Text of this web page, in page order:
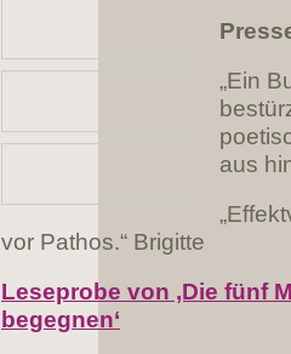
„Ein
aus
vor Pathos.“ Brigitte
Leseprobe von ‚Die fünf
begegnen‘